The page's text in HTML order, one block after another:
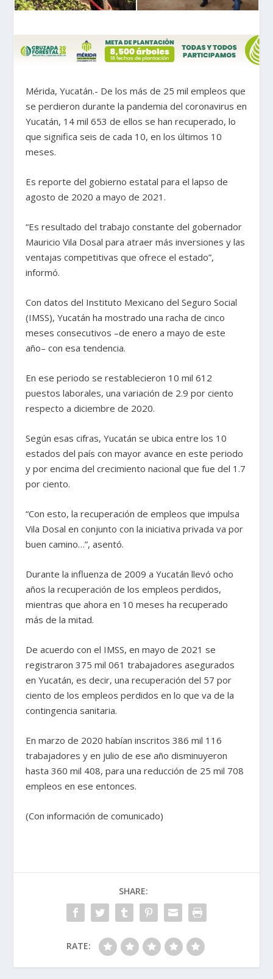
Mérida, Yucatán.- De los más de 25 mil empleos que
se perdieron durante la pandemia del coronavirus en
Yucatán, 14 mil 653 de ellos se han recuperado, lo
que significa seis de cada 10, en los últimos 10
meses.
Es reporte del gobierno estatal para el lapso de
agosto de 2020 a mayo de 2021.
“Es resultado del trabajo constante del gobernador
Mauricio Vila Dosal para atraer más inversiones y las
ventajas competitivas que ofrece el estado”,
informó.
Con datos del Instituto Mexicano del Seguro Social
(IMSS), Yucatán ha mostrado una racha de cinco
meses consecutivos –de enero a mayo de este
año– con esa tendencia.
En ese periodo se restablecieron 10 mil 612
puestos laborales, una variación de 2.9 por ciento
respecto a diciembre de 2020.
Según esas cifras, Yucatán se ubica entre los 10
estados del país con mayor avance en este periodo
y por encima del crecimiento nacional que fue del 1.7
por ciento.
“Con esto, la recuperación de empleos que impulsa
Vila Dosal en conjunto con la iniciativa privada va por
buen camino…”, asentó.
Durante la influenza de 2009 a Yucatán llevó ocho
años la recuperación de los empleos perdidos,
mientras que ahora en 10 meses ha recuperado
más de la mitad.
De acuerdo con el IMSS, en mayo de 2021 se
registraron 375 mil 061 trabajadores asegurados
en Yucatán, es decir, una recuperación del 57 por
ciento de los empleos perdidos en lo que va de la
contingencia sanitaria.
En marzo de 2020 habían inscritos 386 mil 116
trabajadores y en julio de ese año disminuyeron
hasta 360 mil 408, para una reducción de 25 mil 708
empleos en ese entonces.
(Con información de comunicado)
SHARE:
RATE: